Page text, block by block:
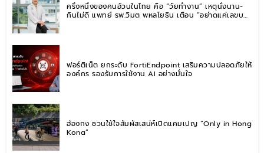
ครึ่งหนึ่งของคนอ้วนในไทย คือ “วัยทำงาน” เหตุนั่งนาน-
กินไม่ดี แพทย์ รพ.วิมุต พหลโยธิน เตือน “อย่าดูแค่เลขบน
ฟอร์ติเน็ต ยกระดับ FortiEndpoint เสริมความปลอดภัยให้
องค์กร รองรับการใช้งาน AI อย่างมั่นใจ
ฮ่องกง ชวนใช้ใจสัมผัสเสน่ห์เปิดแคมเปญ “Only in Hong
Kong”